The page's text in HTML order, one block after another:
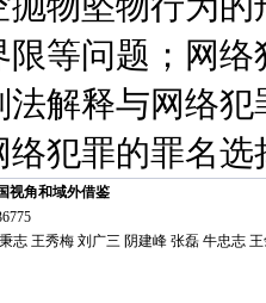
等问题；网
法解释与网络
犯罪的罪名选
视角和域外借鉴
志 王秀梅 刘广三 阴建峰 张磊 牛忠志